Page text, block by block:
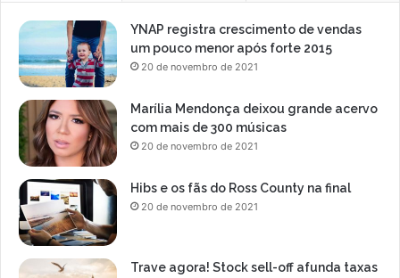
YNAP registra crescimento de vendas
um pouco menor após forte 2015
20 de novembro de 2021
Marília Mendonça deixou grande acervo
com mais de 300 músicas
20 de novembro de 2021
Hibs e os fãs do Ross County na final
20 de novembro de 2021
Trave agora! Stock sell-off afunda taxas